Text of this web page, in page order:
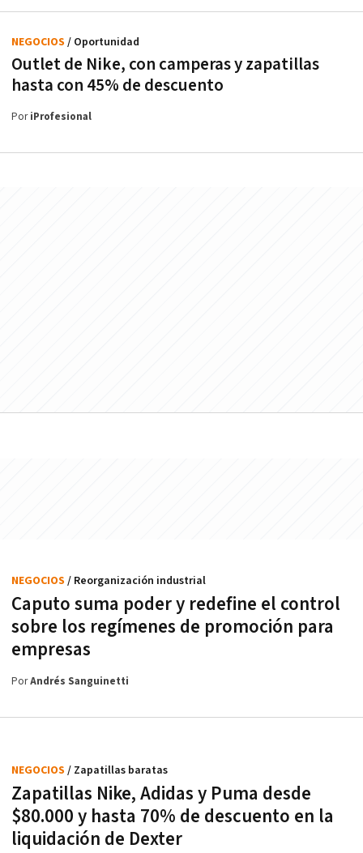
Outlet de Nike, con camperas y zapatillas
hasta con 45% de descuento
NEGOCIOS / Oportunidad
PoriProfesional
Caputo suma poder y redefine el control
sobre los regímenes de promoción para
empresas
NEGOCIOS / Reorganización industrial
PorAndrés Sanguinetti
Zapatillas Nike, Adidas y Puma desde
$80.000 y hasta 70% de descuento en la
liquidación de Dexter
NEGOCIOS / Zapatillas baratas